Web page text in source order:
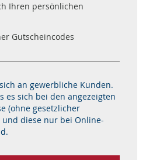
Ihren persönlichen
Gutscheincodes
an gewerbliche Kunden.
es sich bei den angezeigten
(ohne gesetzlicher
diese nur bei Online-